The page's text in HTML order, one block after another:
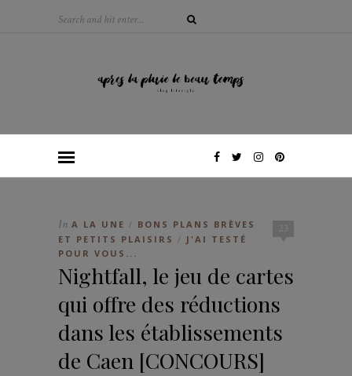
23
In A LA UNE /
BONS PLANS BRÈVES
ET PETITS PLAISIRS /
J'AI TESTÉ
POUR VOUS...
Nightfall, le jeu de cartes
qui offre des réductions
dans les établissements
de Caen [CONCOURS]